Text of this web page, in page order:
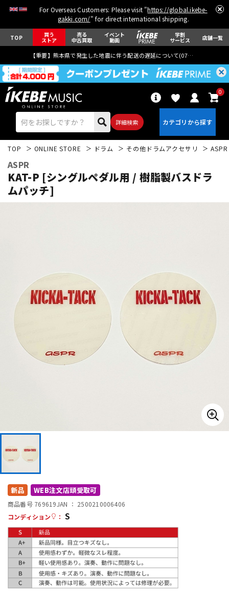
For Overseas Customers: Please visit "https://global.ikebe-
gakki.com/" for direct international shipping.
TOP 買う
ストア
売る
中古買取
イベント
動画
学割
サービス 店舗一覧
【重要】熊本県で発生した地震に伴う配送の遅延について(07月29日
詳細検索
0
パーカッション
管楽器 その他楽器
配信/ライブ機器
中古 ヴィンテージ
TOP ONLINE STORE ドラム その他ドラムアクセサリ ASPR
ASPR
KAT-P [シングルペダル用 / 樹脂製バスドラ
ムパッチ]
新品 WEB注文店頭受取可
商品番号 769619JAN ： 2500210006406
コンディション
： S